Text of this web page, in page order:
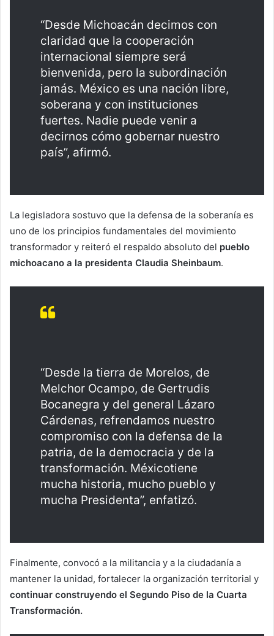
“Desde Michoacán decimos con
claridad que la cooperación
internacional siempre será
bienvenida, pero la subordinación
jamás. México es una nación libre,
soberana y con instituciones
fuertes. Nadie puede venir a
decirnos cómo gobernar nuestro
país”, afirmó.
La legisladora sostuvo que la defensa de la soberanía es
uno de los principios fundamentales del movimiento
transformador y reiteró el respaldo absoluto del pueblo
michoacano a la presidenta Claudia Sheinbaum.
“Desde la tierra de Morelos, de
Melchor Ocampo, de Gertrudis
Bocanegra y del general Lázaro
Cárdenas, refrendamos nuestro
compromiso con la defensa de la
patria, de la democracia y de la
transformación. Méxicotiene
mucha historia, mucho pueblo y
mucha Presidenta”, enfatizó.
Finalmente, convocó a la militancia y a la ciudadanía a
mantener la unidad, fortalecer la organización territorial y
continuar construyendo el Segundo Piso de la Cuarta
Transformación.